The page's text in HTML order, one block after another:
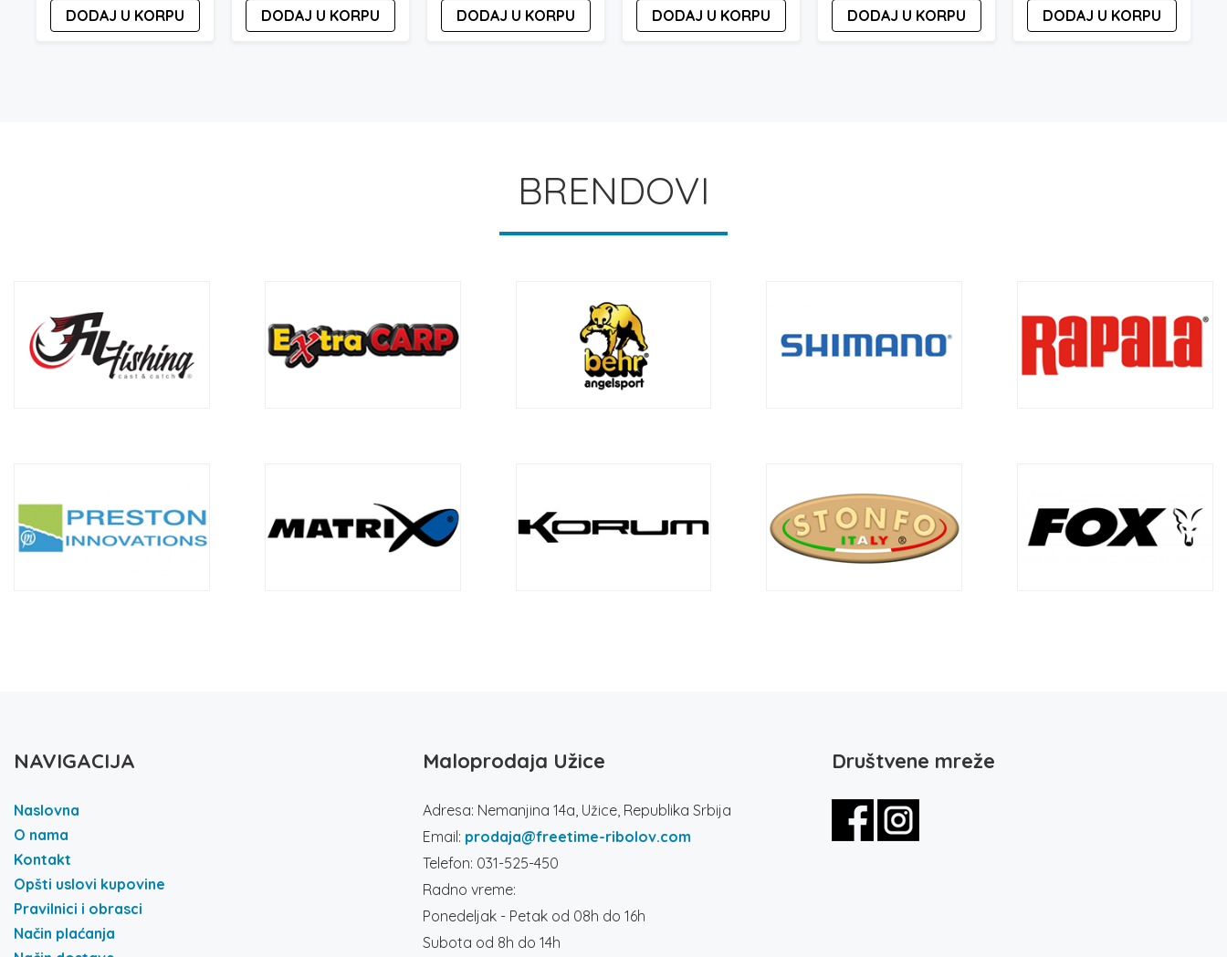
DODAJ U KORPU DODAJ U KORPU DODAJ U KORPU DODAJ U KORPU DODAJ U KORPU DODAJ U KORPU
BRENDOVI
NAVIGACIJA
Naslovna
O nama
Kontakt
Opšti uslovi kupovine
Pravilnici i obrasci
Način plaćanja
Maloprodaja Užice
Adresa: Nemanjina 14a, Užice, Republika Srbija
Email: prodaja@freetime-ribolov.com
Telefon: 031-525-450
Radno vreme:
Ponedeljak - Petak od 08h do 16h
Subota od 8h do 14h
Društvene mreže